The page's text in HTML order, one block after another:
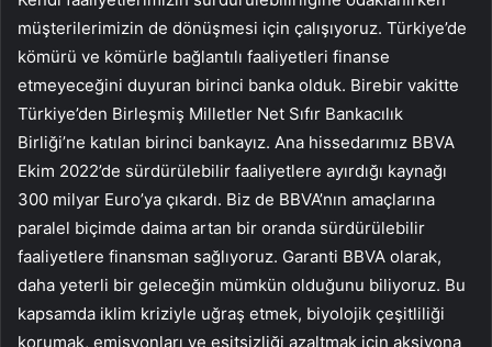
müşterilerimizin de dönüşmesi için çalışıyoruz. Türkiye’de
kömürü ve kömürle bağlantılı faaliyetleri finanse
etmeyeceğini duyuran birinci banka olduk. Birebir vakitte
Türkiye’den Birleşmiş Milletler Net Sıfır Bankacılık
Birliği’ne katılan birinci bankayız. Ana hissedarımız BBVA
Ekim 2022’de sürdürülebilir faaliyetlere ayırdığı kaynağı
300 milyar Euro’ya çıkardı. Biz de BBVA’nın amaçlarına
paralel biçimde daima artan bir oranda sürdürülebilir
faaliyetlere finansman sağlıyoruz. Garanti BBVA olarak,
daha yeterli bir geleceğin mümkün olduğunu biliyoruz. Bu
kapsamda iklim kriziyle uğraş etmek, biyolojik çeşitliliği
korumak, emisyonları ve eşitsizliği azaltmak için aksiyona